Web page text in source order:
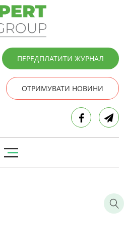
ПЕРЕДПЛАТИТИ ЖУРНАЛ
ОТРИМУВАТИ НОВИНИ